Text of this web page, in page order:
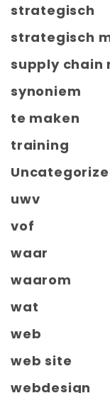
strategisch
strategisch
supply chain
synoniem
te maken
training
uwv
vof
waar
waarom
wat
web
web site
webdesign